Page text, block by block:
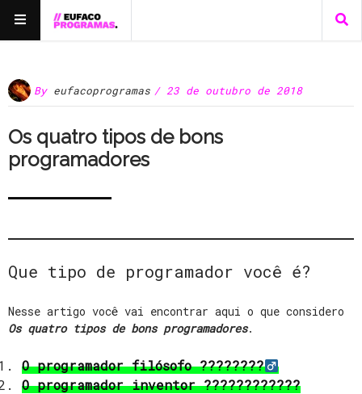
By eufacoprogramas / 23 de outubro de 2018
Os quatro tipos de bons
programadores
Que tipo de programador você é?
Nesse artigo você vai encontrar aqui o que considero
Os quatro tipos de bons programadores.
O programador filósofo ????????‍
O programador inventor ????????‍????